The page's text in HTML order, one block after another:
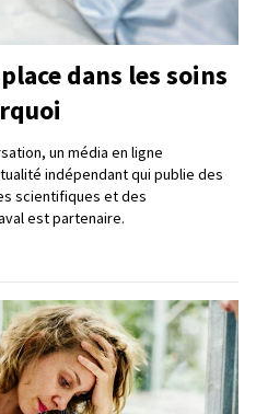
dans les soins
un média en ligne
indépendant qui publie des
scientifiques et des
est partenaire.